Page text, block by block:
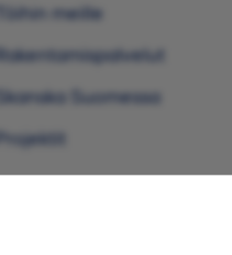
Töihin meille
Rakentamispalvelut
Skanska Suomessa
Projektit